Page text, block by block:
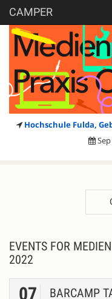
CAMPER
Hochschule Fulda,
Sep
EVENTS FOR
2022
07
BARCAMP